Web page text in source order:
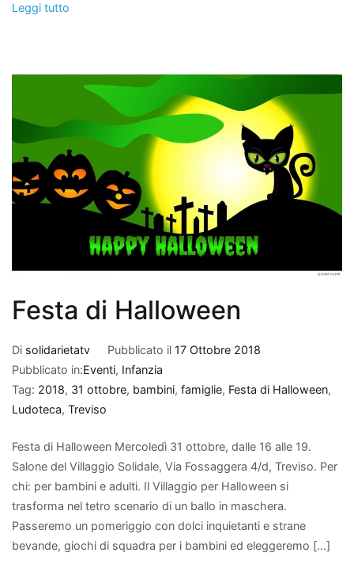
Leggi tutto
Festa di Halloween
Di solidarietatv Pubblicato il 17 Ottobre 2018
Pubblicato in:Eventi, Infanzia
Tag: 2018, 31 ottobre, bambini, famiglie, Festa di Halloween,
Ludoteca, Treviso
Festa di Halloween Mercoledì 31 ottobre, dalle 16 alle 19.
Salone del Villaggio Solidale, Via Fossaggera 4/d, Treviso. Per
chi: per bambini e adulti. Il Villaggio per Halloween si
trasforma nel tetro scenario di un ballo in maschera.
Passeremo un pomeriggio con dolci inquietanti e strane
bevande, giochi di squadra per i bambini ed eleggeremo […]